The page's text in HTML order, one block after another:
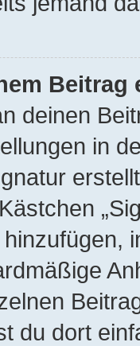
deinen
in
du dort